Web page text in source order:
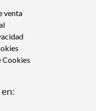
venta
Cookies